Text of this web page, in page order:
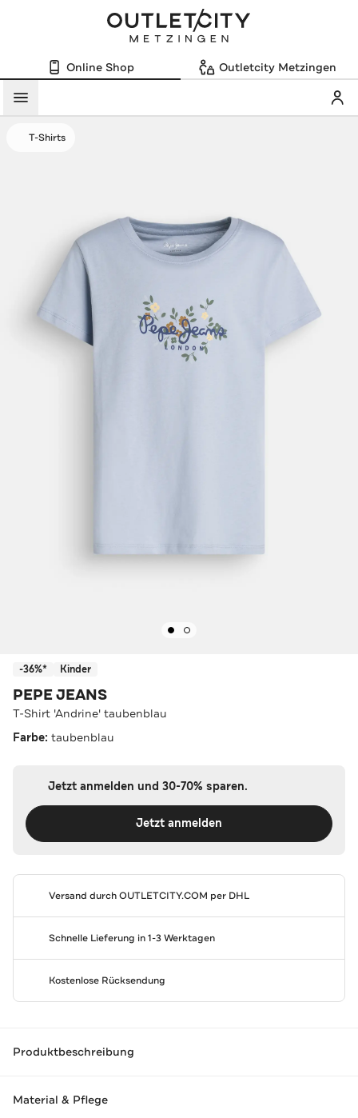
Online Shop Outletcity Metzingen
Menü
T-Shirts
-36%* Kinder
PEPE JEANS
T-Shirt 'Andrine' taubenblau
Farbe: taubenblau
Jetzt anmelden und 30-70% sparen.
Jetzt anmelden
Versand durchOUTLETCITY.COM per DHL
Schnelle Lieferung in 1-3 Werktagen
Kostenlose Rücksendung
Produktbeschreibung
Material & Pflege